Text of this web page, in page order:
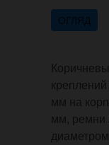
ОГЛЯД
мм на
мм, ремни